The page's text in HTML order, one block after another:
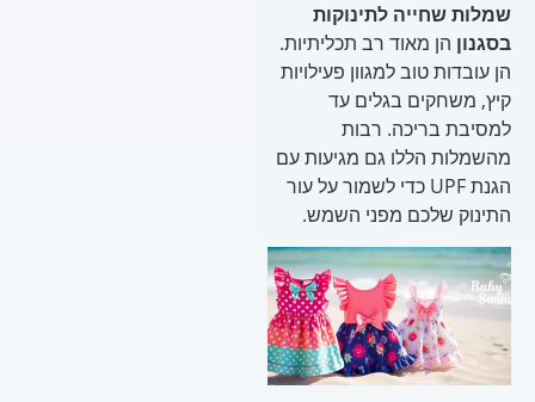
שמלות שחייה לתינוקות
בסגנוןהן מאוד רב תכליתיות.
הן עובדות טוב למגוון פעילויות
קיץ, משחקים בגלים עד
למסיבת בריכה. רבות
מהשמלות הללו גם מגיעות עם
הגנת UPF כדי לשמור על עור
התינוק שלכם מפני השמש.